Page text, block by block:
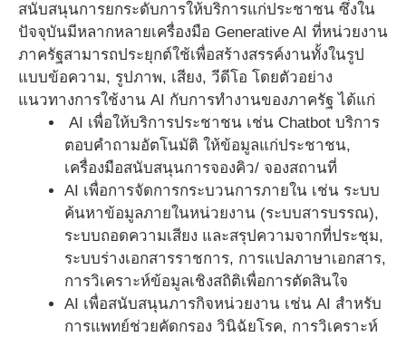
สนับสนุนการยกระดับการให้บริการแก่ประชาชน ซึ่งใน
ปัจจุบันมีหลากหลายเครื่องมือ Generative AI ที่หน่วยงาน
ภาครัฐสามารถประยุกต์ใช้เพื่อสร้างสรรค์งานทั้งในรูป
แบบข้อความ, รูปภาพ, เสียง, วีดีโอ โดยตัวอย่าง
แนวทางการใช้งาน AI กับการทำงานของภาครัฐ ได้แก่
AI เพื่อให้บริการประชาชน เช่น Chatbot บริการ
ตอบคำถามอัตโนมัติ ให้ข้อมูลแก่ประชาชน,
เครื่องมือสนับสนุนการจองคิว/ จองสถานที่
AI เพื่อการจัดการกระบวนการภายใน เช่น ระบบ
ค้นหาข้อมูลภายในหน่วยงาน (ระบบสารบรรณ),
ระบบถอดความเสียง และสรุปความจากที่ประชุม,
ระบบร่างเอกสารราชการ, การแปลภาษาเอกสาร,
การวิเคราะห์ข้อมูลเชิงสถิติเพื่อการตัดสินใจ
AI เพื่อสนับสนุนภารกิจหน่วยงาน เช่น AI สำหรับ
การแพทย์ช่วยคัดกรอง วินิฉัยโรค, การวิเคราะห์